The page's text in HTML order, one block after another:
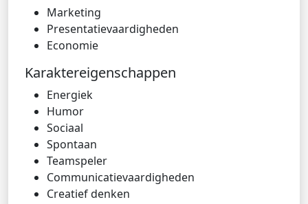
Marketing
Presentatievaardigheden
Economie
Karaktereigenschappen
Energiek
Humor
Sociaal
Spontaan
Teamspeler
Communicatievaardigheden
Creatief denken